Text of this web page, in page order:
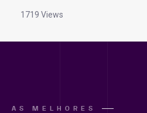
1719 Views
AS MELHORES